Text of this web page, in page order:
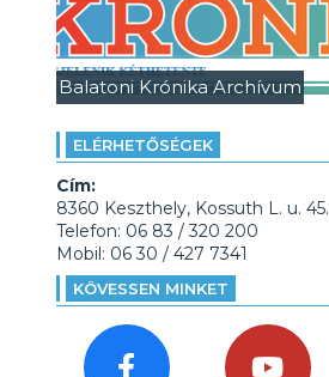
Balatoni Krónika Archívum
ELÉRHETŐSÉGEK
Cím:
8360 Keszthely, Kossuth L. u. 45.
Telefon: 06 83 / 320 200
Mobil: 06 30 / 427 7341
KÖVESSEN MINKET